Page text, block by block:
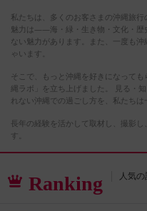
私たちは、多くのお客さまの沖縄旅
魅力は――海・緑・生き物・文化・
ない魅力があります。また、一度も沖
ゃいます。
そこで、もっと沖縄を好きになって
縄ラボ」を立ち上げました。 見る・
れない沖縄での過ごし方を、私たちは
長年の経験を活かして取材し、撮影
す。
Ranking 人気の